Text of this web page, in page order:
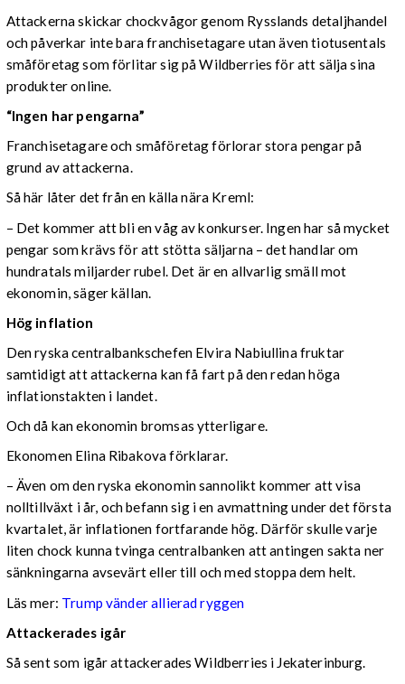
Attackerna skickar chockvågor genom Rysslands detaljhandel
och påverkar inte bara franchisetagare utan även tiotusentals
småföretag som förlitar sig på Wildberries för att sälja sina
produkter online.
“Ingen har pengarna”
Franchisetagare och småföretag förlorar stora pengar på
grund av attackerna.
Så här låter det från en källa nära Kreml:
– Det kommer att bli en våg av konkurser. Ingen har så mycket
pengar som krävs för att stötta säljarna – det handlar om
hundratals miljarder rubel. Det är en allvarlig smäll mot
ekonomin, säger källan.
Hög inflation
Den ryska centralbankschefen Elvira Nabiullina fruktar
samtidigt att attackerna kan få fart på den redan höga
inflationstakten i landet.
Och då kan ekonomin bromsas ytterligare.
Ekonomen Elina Ribakova förklarar.
– Även om den ryska ekonomin sannolikt kommer att visa
nolltillväxt i år, och befann sig i en avmattning under det första
kvartalet, är inflationen fortfarande hög. Därför skulle varje
liten chock kunna tvinga centralbanken att antingen sakta ner
sänkningarna avsevärt eller till och med stoppa dem helt.
Läs mer: Trump vänder allierad ryggen
Attackerades igår
Så sent som igår attackerades Wildberries i Jekaterinburg.